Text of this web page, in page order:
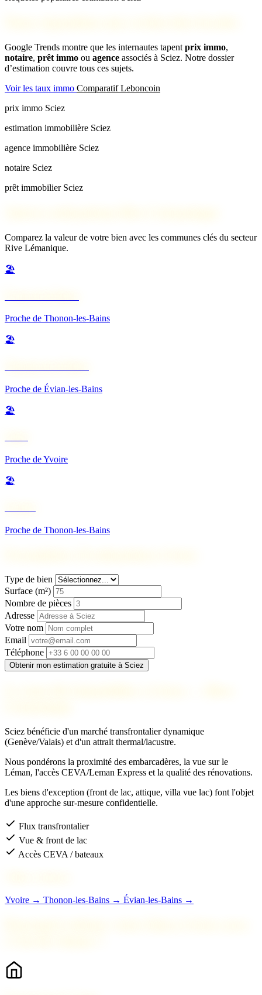
Google Trends montre que les internautes tapent prix immo,
notaire, prêt immo ou agence associés à Sciez. Notre dossier
d’estimation couvre tous ces sujets.
Voir les taux immo Comparatif Leboncoin
prix immo Sciez
estimation immobilière Sciez
agence immobilière Sciez
notaire Sciez
prêt immobilier Sciez
Comparez la valeur de votre bien avec les communes clés du secteur
Rive Lémanique.
🏖️
Proche de Thonon-les-Bains
🏖️
Proche de Évian-les-Bains
🏖️
Proche de Yvoire
🏖️
Proche de Thonon-les-Bains
Type de bien
Surface (m²)
Nombre de pièces
Adresse
Votre nom
Email
Téléphone
Obtenir mon estimation gratuite à Sciez
Sciez bénéficie d'un marché transfrontalier dynamique
(Genève/Valais) et d'un attrait thermal/lacustre.
Nous pondérons la proximité des embarcadères, la vue sur le
Léman, l'accès CEVA/Leman Express et la qualité des rénovations.
Les biens d'exception (front de lac, attique, villa vue lac) font l'objet
d'une approche sur-mesure confidentielle.
Flux transfrontalier
Vue & front de lac
Accès CEVA / bateaux
Yvoire → Thonon-les-Bains → Évian-les-Bains →